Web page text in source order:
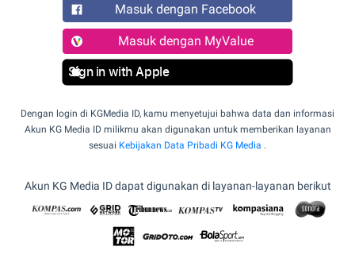
Masuk dengan Facebook
Masuk dengan MyValue
Sign in with Apple
Dengan login di KGMedia ID, kamu menyetujui bahwa data dan informasi
Akun KG Media ID milikmu akan digunakan untuk memberikan layanan
sesuai Kebijakan Data Pribadi KG Media .
Akun KG Media ID dapat digunakan di layanan-layanan berikut